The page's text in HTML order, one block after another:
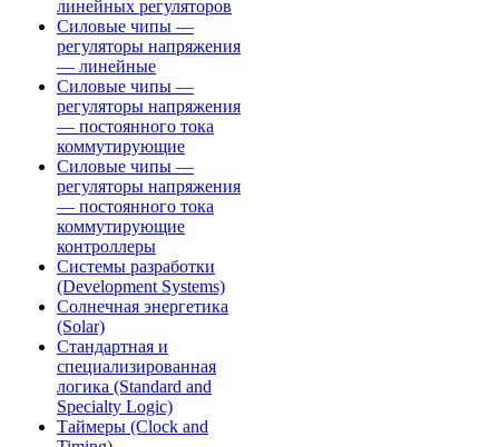
линейных регуляторов
Силовые чипы —
регуляторы напряжения
— линейные
Силовые чипы —
регуляторы напряжения
— постоянного тока
коммутирующие
Силовые чипы —
регуляторы напряжения
— постоянного тока
коммутирующие
контроллеры
Системы разработки
(Development Systems)
Солнечная энергетика
(Solar)
Стандартная и
специализированная
логика (Standard and
Specialty Logic)
Таймеры (Clock and